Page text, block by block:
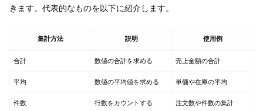
きます。代表的なものを以下に紹介します。
集計方法 説明 使用例
合計 数値の合計を求める 売上金額の合計
平均 数値の平均値を求める 単価や在庫の平均
件数 行数をカウントする 注文数や件数の集計